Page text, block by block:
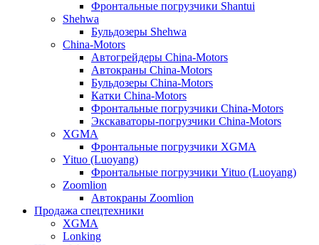
Фронтальные погрузчики Shantui
Shehwa
Бульдозеры Shehwa
China-Motors
Автогрейдеры China-Motors
Автокраны China-Motors
Бульдозеры China-Motors
Катки China-Motors
Фронтальные погрузчики China-Motors
Экскаваторы-погрузчики China-Motors
XGMA
Фронтальные погрузчики XGMA
Yituo (Luoyang)
Фронтальные погрузчики Yituo (Luoyang)
Zoomlion
Автокраны Zoomlion
Продажа спецтехники
XGMA
Lonking